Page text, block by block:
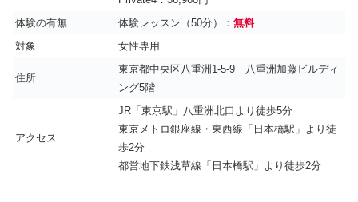
体験の有無
体験レッスン（50分）： 無料
対象
女性専用
住所
東京都中央区八重洲1-5-9 八重洲加藤ビルディ
ング5階
アクセス
JR「東京駅」八重洲北口より徒歩5分
東京メトロ銀座線・東西線「日本橋駅」より徒
歩2分
都営地下鉄浅草線「日本橋駅」より徒歩2分